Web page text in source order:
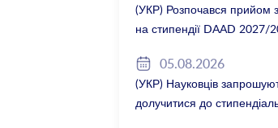
(УКР) Розпочався прийом
на стипендії DAAD 2027/
05.08.2026
(УКР) Науковців
долучитися до